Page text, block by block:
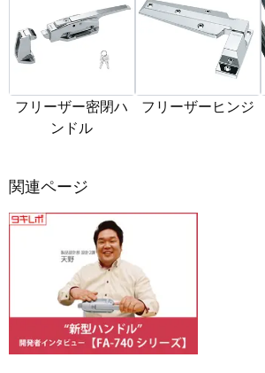
フリーザー密閉ハ
ンドル
フリーザーヒンジ
関連ページ